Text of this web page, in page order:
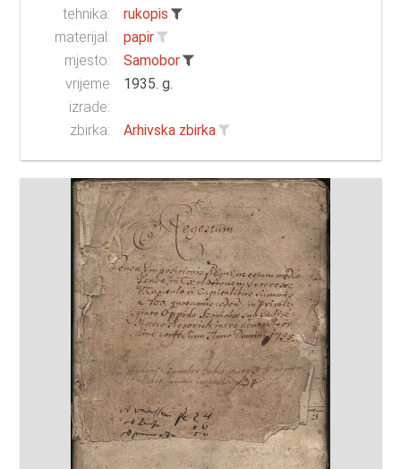
tehnika:
rukopis
materijal:
papir
mjesto:
Samobor
vrijeme
izrade:
1935. g.
zbirka: Arhivska zbirka